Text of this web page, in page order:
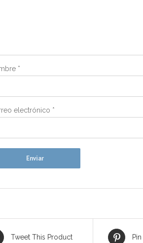
*
electrónico *
Tweet This Product